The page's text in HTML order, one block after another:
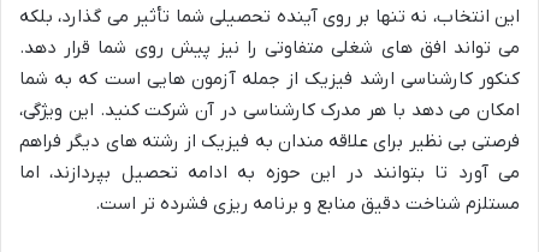
این انتخاب، نه تنها بر روی آینده تحصیلی شما تأثیر می گذارد، بلکه
می تواند افق های شغلی متفاوتی را نیز پیش روی شما قرار دهد.
کنکور کارشناسی ارشد فیزیک از جمله آزمون هایی است که به شما
امکان می دهد با هر مدرک کارشناسی در آن شرکت کنید. این ویژگی،
فرصتی بی نظیر برای علاقه مندان به فیزیک از رشته های دیگر فراهم
می آورد تا بتوانند در این حوزه به ادامه تحصیل بپردازند، اما
مستلزم شناخت دقیق منابع و برنامه ریزی فشرده تر است.